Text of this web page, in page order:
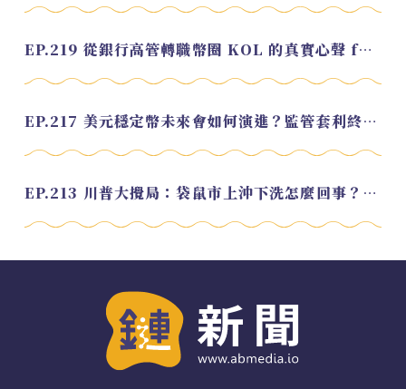
EP.219 從銀行高管轉職幣圈 KOL 的真實心聲 feat.龜大
EP.217 美元穩定幣未來會如何演進？監管套利終將收斂？feat. 研究員 余哲安
EP.213 川普大攪局：袋鼠市上沖下洗怎麼回事？feat. Alvin